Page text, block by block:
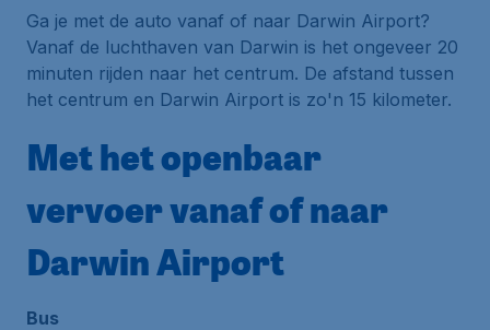
Ga je met de auto vanaf of naar Darwin Airport?
Vanaf de luchthaven van Darwin is het ongeveer 20
minuten rijden naar het centrum. De afstand tussen
het centrum en Darwin Airport is zo'n 15 kilometer.
Met het openbaar
vervoer vanaf of naar
Darwin Airport
Bus